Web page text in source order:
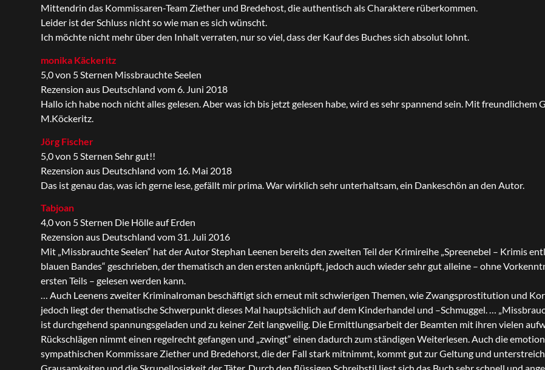
Mittendrin das Kommissaren-Team Ziether und Bredehost, die authentisch als Charaktere rüberkommen.
Leider ist der Schluss nicht so wie man es sich wünscht.
Ich möchte nicht mehr über den Inhalt verraten, nur so viel, dass der Kauf des Buches sich absolut lohnt.
monika Käckeritz
5,0 von 5 Sternen Missbrauchte Seelen
Rezension aus Deutschland vom 6. Juni 2018
Hallo ich habe noch nicht alles gelesen. Aber was ich bis jetzt gelesen habe, wird es sehr spannend sein. Mit freundlichem
M.Köckeritz.
Jörg Fischer
5,0 von 5 Sternen Sehr gut!!
Rezension aus Deutschland vom 16. Mai 2018
Das ist genau das, was ich gerne lese, gefällt mir prima. War wirklich sehr unterhaltsam, ein Dankeschön an den Autor.
Tabjoan
4,0 von 5 Sternen Die Hölle auf Erden
Rezension aus Deutschland vom 31. Juli 2016
Mit „Missbrauchte Seelen“ hat der Autor Stephan Leenen bereits den zweiten Teil der Krimireihe „Spreenebel – Krimis
blauen Bandes“ geschrieben, der thematisch an den ersten anknüpft, jedoch auch wieder sehr gut alleine – ohne
ersten Teils – gelesen werden kann.
… Auch Leenens zweiter Kriminalroman beschäftigt sich erneut mit schwierigen Themen, wie Zwangsprostitution und
jedoch liegt der thematische Schwerpunkt dieses Mal hauptsächlich auf dem Kinderhandel und –Schmuggel. …
ist durchgehend spannungsgeladen und zu keiner Zeit langweilig. Die Ermittlungsarbeit der Beamten mit ihren vielen
Rückschlägen nimmt einen regelrecht gefangen und „zwingt“ einen dadurch zum ständigen Weiterlesen. Auch die
sympathischen Kommissare Ziether und Bredehorst, die der Fall stark mitnimmt, kommt gut zur Geltung und